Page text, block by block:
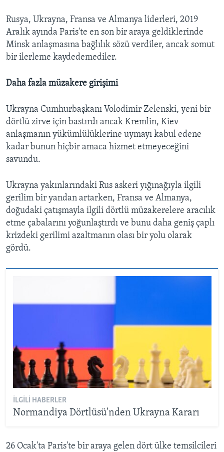
Rusya, Ukrayna, Fransa ve Almanya liderleri, 2019
Aralık ayında Paris'te en son bir araya geldiklerinde
Minsk anlaşmasına bağlılık sözü verdiler, ancak somut
bir ilerleme kaydedemediler.
Daha fazla müzakere girişimi
Ukrayna Cumhurbaşkanı Volodimir Zelenski, yeni bir
dörtlü zirve için bastırdı ancak Kremlin, Kiev
anlaşmanın yükümlülüklerine uymayı kabul edene
kadar bunun hiçbir amaca hizmet etmeyeceğini
savundu.
Ukrayna yakınlarındaki Rus askeri yığınağıyla ilgili
gerilim bir yandan artarken, Fransa ve Almanya,
doğudaki çatışmayla ilgili dörtlü müzakerelere aracılık
etme çabalarını yoğunlaştırdı ve bunu daha geniş çaplı
krizdeki gerilimi azaltmanın olası bir yolu olarak
gördü.
İLGILI HABERLER
Normandiya Dörtlüsü'nden Ukrayna Kararı
26 Ocak'ta Paris'te bir araya gelen dört ülke temsilcileri